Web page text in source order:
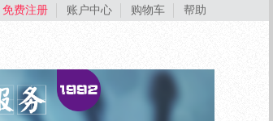
免费注册 账户中心 购物车 帮助